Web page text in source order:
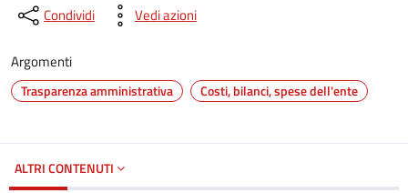
Condividi Vedi azioni
Argomenti
Trasparenza amministrativa Costi, bilanci, spese dell'ente
ALTRI CONTENUTI